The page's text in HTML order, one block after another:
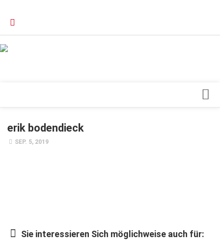
Forschung
erik bodendieck
SEP. 5, 2019
Sie interessieren Sich möglichweise auch für: